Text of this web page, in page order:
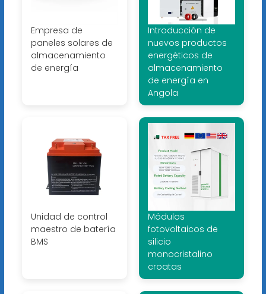
Empresa de
paneles solares de
almacenamiento
de energía
Introducción de
nuevos productos
energéticos de
almacenamiento
de energía en
Angola
Unidad de control
maestro de batería
BMS
Módulos
fotovoltaicos de
silicio
monocristalino
croatas